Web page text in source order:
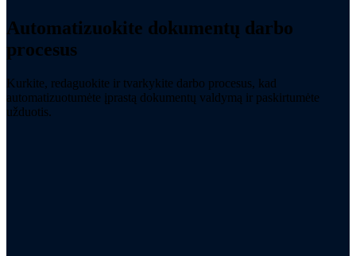
Automatizuokite dokumentų darbo
procesus
Kurkite, redaguokite ir tvarkykite darbo procesus, kad
automatizuotumėte įprastą dokumentų valdymą ir paskirtumėte
užduotis.